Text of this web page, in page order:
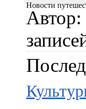
Новости
Автор: